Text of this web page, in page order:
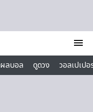
menu
ผลบอล ดูดวง
วอลเปเป